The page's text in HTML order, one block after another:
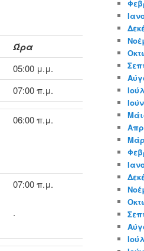
Ώρα
05:00 μ.μ.
07:00 π.μ.
06:00 π.μ.
07:00 π.μ.
.